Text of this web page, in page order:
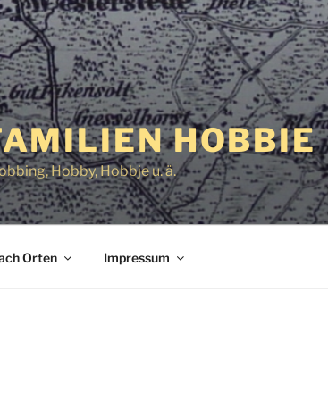
HOBBIE
Hobby, Hobbje u. ä.
Orten Impressum